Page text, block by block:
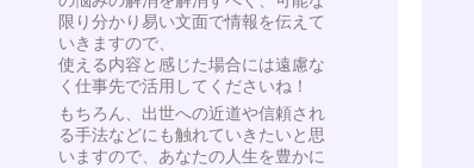
限り分かり易い文面で情報を伝えて
いきますので、
使える内容と感じた場合には遠慮な
く仕事先で活用してくださいね！
もちろん、出世への近道や信頼され
る手法などにも触れていきたいと思
いますので、あなたの人生を豊かに